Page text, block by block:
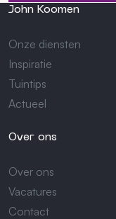
John Koomen
Onze diensten
Inspiratie
Tuintips
Actueel
Over ons
Over ons
Vacatures
Contact